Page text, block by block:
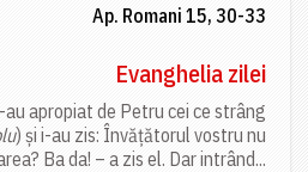
Ap. Romani 15, 30-33
Evanghelia zilei
au apropiat de Petru cei ce strâng
) și i-au zis: Învățătorul vostru nu
Ba da! – a zis el. Dar intrând...